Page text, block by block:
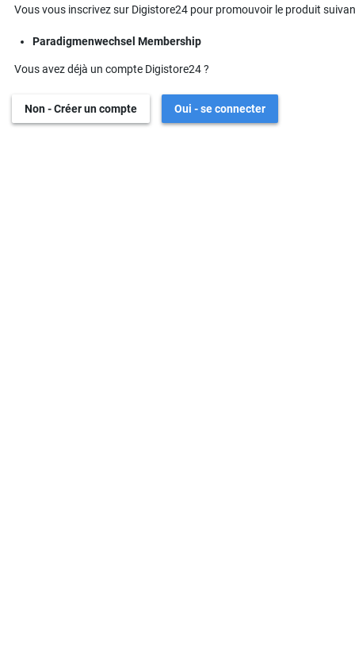
Vous vous inscrivez sur Digistore24 pour promouvoir le produit
Paradigmenwechsel Membership
Vous avez déjà un compte Digistore24 ?
Non - Créer un compte Oui - se connecter